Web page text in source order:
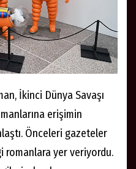
İkinci Dünya Savaşı
erişimin
Önceleri gazeteler
romanlara yer veriyordu.